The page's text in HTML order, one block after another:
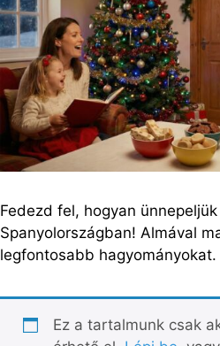
Fedezd fel, hogyan
Spanyolországban! Almával
legfontosabb hagyományokat.
Ez a tartalmunk csak